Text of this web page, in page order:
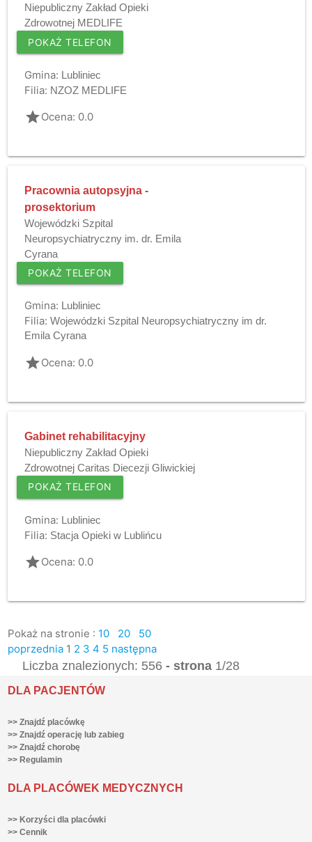
Niepubliczny Zakład Opieki
Zdrowotnej MEDLIFE
POKAŻ TELEFON
Gmina: Lubliniec
Filia: NZOZ MEDLIFE
gradeOcena: 0.0
Pracownia autopsyjna -
prosektorium
Wojewódzki Szpital
Neuropsychiatryczny im. dr. Emila
Cyrana
POKAŻ TELEFON
Gmina: Lubliniec
Filia: Wojewódzki Szpital Neuropsychiatryczny im dr.
Emila Cyrana
gradeOcena: 0.0
Gabinet rehabilitacyjny
Niepubliczny Zakład Opieki
Zdrowotnej Caritas Diecezji Gliwickiej
POKAŻ TELEFON
Gmina: Lubliniec
Filia: Stacja Opieki w Lublińcu
gradeOcena: 0.0
Pokaż na stronie : 10 20
50
poprzednia 1 2 3 4 5 następna
Liczba znalezionych: 556- strona 1/28
DLA PACJENTÓW
>> Znajdź placówkę
>> Znajdź operację lub zabieg
>> Znajdź chorobę
>> Regulamin
DLA PLACÓWEK MEDYCZNYCH
>> Korzyści dla placówki
>> Cennik